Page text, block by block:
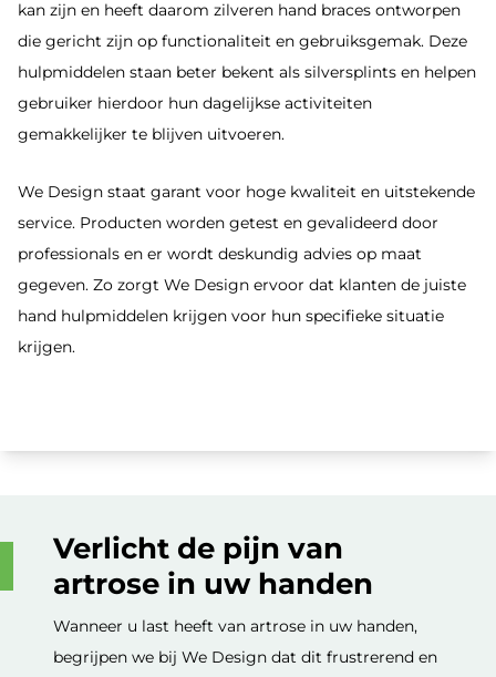
kan zijn en heeft daarom zilveren hand braces ontworpen
die gericht zijn op functionaliteit en gebruiksgemak. Deze
hulpmiddelen staan beter bekent als silversplints en helpen
gebruiker hierdoor hun dagelijkse activiteiten
gemakkelijker te blijven uitvoeren.
We Design staat garant voor hoge kwaliteit en uitstekende
service. Producten worden getest en gevalideerd door
professionals en er wordt deskundig advies op maat
gegeven. Zo zorgt We Design ervoor dat klanten de juiste
hand hulpmiddelen krijgen voor hun specifieke situatie
krijgen.
Verlicht de pijn van
artrose in uw handen
Wanneer u last heeft van artrose in uw handen,
begrijpen we bij We Design dat dit frustrerend en